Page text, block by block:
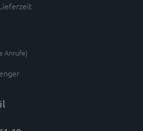
Anrufe)